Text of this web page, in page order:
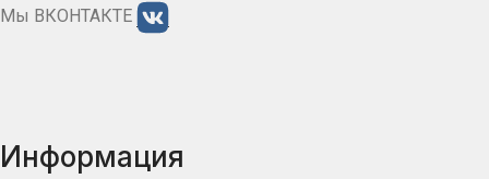
Мы ВКОНТАКТЕ
Информация